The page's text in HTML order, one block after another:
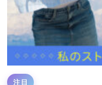
注目